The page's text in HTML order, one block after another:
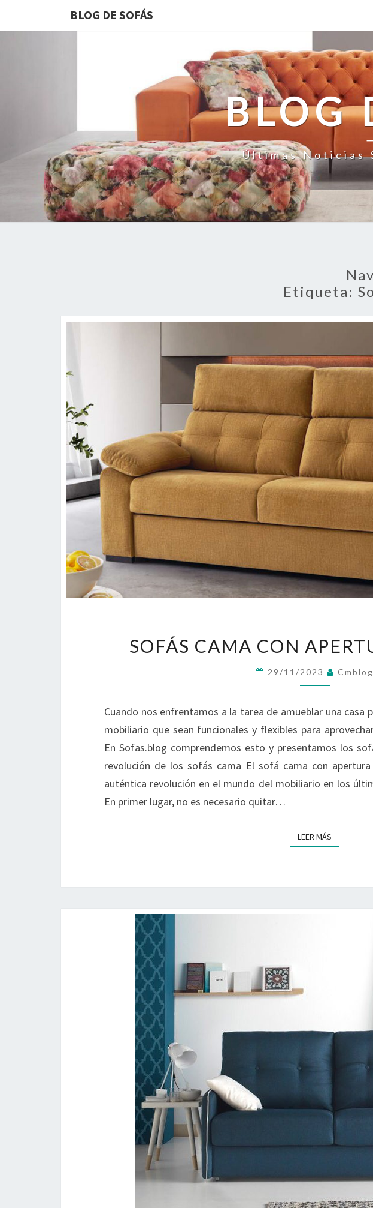
BLOG DE SOFÁS
BLOG
Últimas Noticias
Etiqueta:
CAMA
CON
APERTURA
SOFÁS CAMA CON
29/11/2023 Cmblog
Cuando nos enfrentamos a la tarea de amueblar una casa
mobiliario que sean funcionales y flexibles para
En Sofas.blog comprendemos esto y presentamos los
revolución de los sofás cama El sofá cama con
auténtica revolución en el mundo del mobiliario en los
En primer lugar, no es necesario quitar…
LEER MÁS